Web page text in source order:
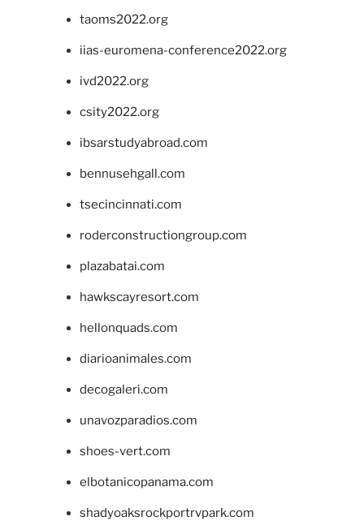
taoms2022.org
iias-euromena-conference2022.org
ivd2022.org
csity2022.org
ibsarstudyabroad.com
bennusehgall.com
tsecincinnati.com
roderconstructiongroup.com
plazabatai.com
hawkscayresort.com
hellonquads.com
diarioanimales.com
decogaleri.com
unavozparadios.com
shoes-vert.com
elbotanicopanama.com
shadyoaksrockportrvpark.com